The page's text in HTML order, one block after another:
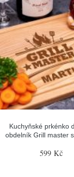
Kuchyňské prkénko
obdelník Grill master
599 Kč